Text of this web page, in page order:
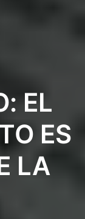
EL
ES
LA